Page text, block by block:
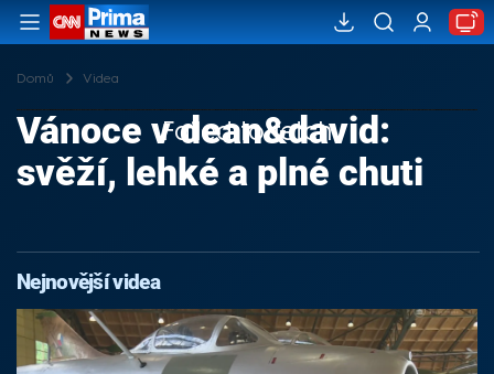
Domů Videa
Failed to fetch
Vánoce v dean&david:
svěží, lehké a plné chuti
Nejnovější videa